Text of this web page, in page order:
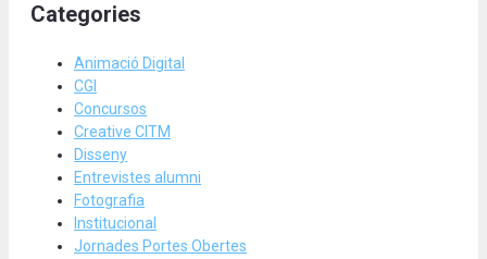
Categories
Animació Digital
CGI
Concursos
Creative CITM
Disseny
Entrevistes alumni
Fotografia
Institucional
Jornades Portes Obertes